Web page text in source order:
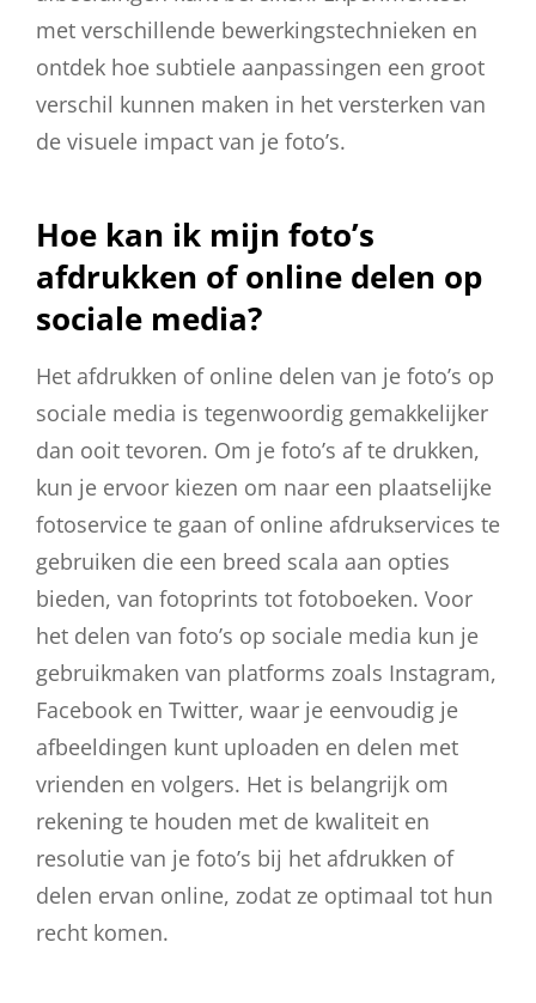
met verschillende bewerkingstechnieken en
ontdek hoe subtiele aanpassingen een groot
verschil kunnen maken in het versterken van
de visuele impact van je foto’s.
Hoe kan ik mijn foto’s
afdrukken of online delen op
sociale media?
Het afdrukken of online delen van je foto’s op
sociale media is tegenwoordig gemakkelijker
dan ooit tevoren. Om je foto’s af te drukken,
kun je ervoor kiezen om naar een plaatselijke
fotoservice te gaan of online afdrukservices te
gebruiken die een breed scala aan opties
bieden, van fotoprints tot fotoboeken. Voor
het delen van foto’s op sociale media kun je
gebruikmaken van platforms zoals Instagram,
Facebook en Twitter, waar je eenvoudig je
afbeeldingen kunt uploaden en delen met
vrienden en volgers. Het is belangrijk om
rekening te houden met de kwaliteit en
resolutie van je foto’s bij het afdrukken of
delen ervan online, zodat ze optimaal tot hun
recht komen.